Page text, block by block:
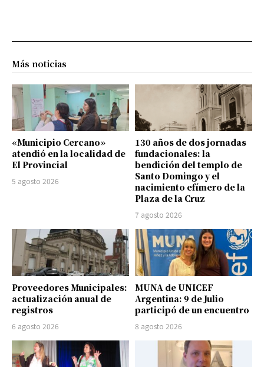
Más noticias
«Municipio Cercano»
atendió en la localidad de
El Provincial
5 agosto 2026
130 años de dos jornadas
fundacionales: la
bendición del templo de
Santo Domingo y el
nacimiento efímero de la
Plaza de la Cruz
7 agosto 2026
Proveedores Municipales:
actualización anual de
registros
6 agosto 2026
MUNA de UNICEF
Argentina: 9 de Julio
participó de un encuentro
8 agosto 2026